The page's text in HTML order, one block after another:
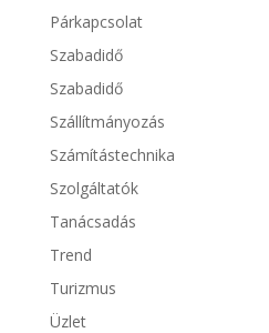
Párkapcsolat
Szabadidő
Szabadidő
Szállítmányozás
Számítástechnika
Szolgáltatók
Tanácsadás
Trend
Turizmus
Üzlet